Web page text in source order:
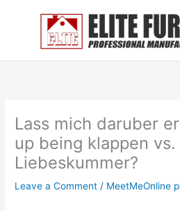
Lass mich daruber
up being klappen vs.
Liebeskummer?
Leave a Comment / MeetMeOnline